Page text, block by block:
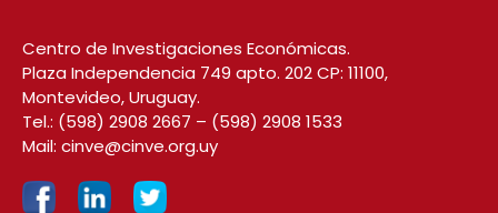
Centro de Investigaciones Económicas.
Plaza Independencia 749 apto. 202 CP: 11100,
Montevideo, Uruguay.
Tel.: (598) 2908 2667 – (598) 2908 1533
Mail: cinve@cinve.org.uy